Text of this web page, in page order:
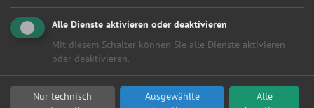
09.06.2021 13:20:22 JAGUAR XK 8 Convertible 4.0
17.05.2021 17:17:56 CHEVROLET MATIZ
30.04.2021 09:43:05 MITSUBISHI
30.04.2021 06:30:34 NISSAN QASHQAI 1.6
Sie suchen in Düren eine günstige Werkstatt?Anfrage jetzt stellen
Alle Dienste aktivieren oder deaktivieren
Mit diesem Schalter können Sie alle Dienste aktivieren
oder deaktivieren.
Nur technisch
Ausgewählte
Alle